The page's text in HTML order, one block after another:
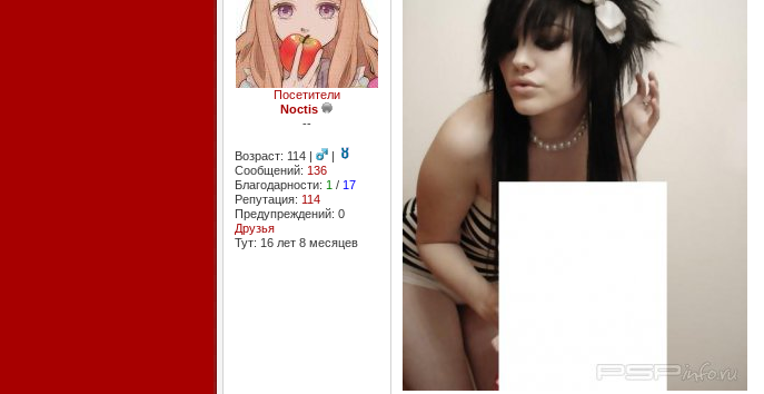
Посетители
Noctis
--
Возраст: 114 |
|
Сообщений: 136
Благодарности: 1 / 17
Репутация: 114
Предупреждений: 0
Друзья
Тут: 16 лет 8 месяцев